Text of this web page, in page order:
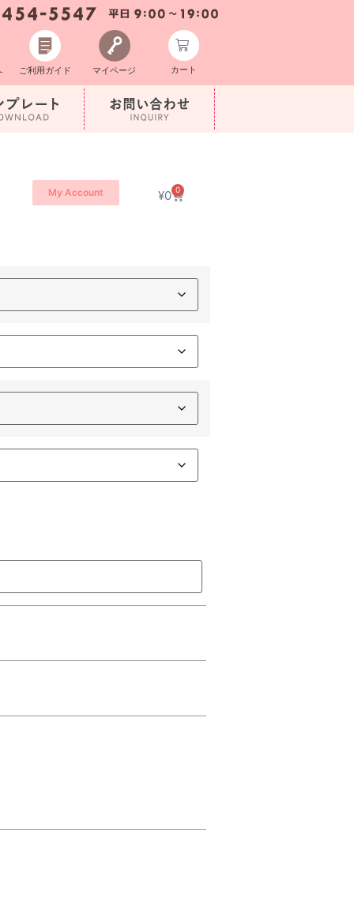
ご利用ガイド マイページ カート
My Account ¥0 0